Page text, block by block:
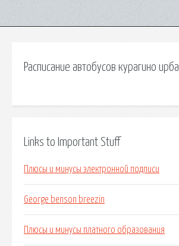
Расписание автобусов курагино ирба
Links to Important Stuff
Плюсы и минусы электронной подписи
George benson breezin
Плюсы и минусы платного образования